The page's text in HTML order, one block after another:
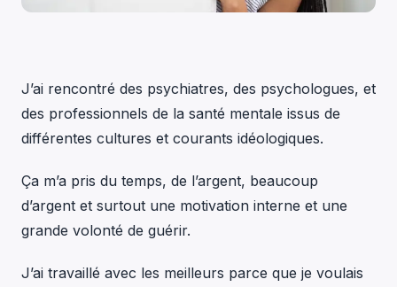
J’ai rencontré des psychiatres, des psychologues, et
des professionnels de la santé mentale issus de
différentes cultures et courants idéologiques.
Ça m’a pris du temps, de l’argent, beaucoup
d’argent et surtout une motivation interne et une
grande volonté de guérir.
J’ai travaillé avec les meilleurs parce que je voulais